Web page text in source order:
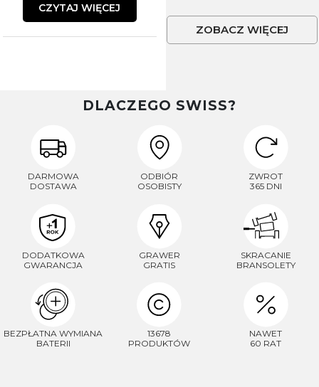
CZYTAJ WIĘCEJ
ZOBACZ WIĘCEJ
DLACZEGO SWISS?
DARMOWA
DOSTAWA
ODBIÓR
OSOBISTY
ZWROT
365 DNI
DODATKOWA
GWARANCJA
GRAWER
GRATIS
SKRACANIE
BRANSOLETY
BEZPŁATNA WYMIANA
BATERII
13678
PRODUKTÓW
NAWET
60 RAT